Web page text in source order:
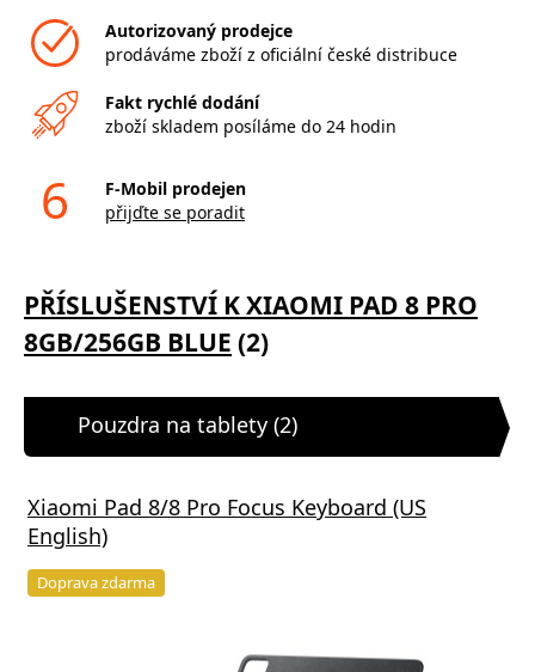
Autorizovaný prodejce
prodáváme zboží z oficiální české distribuce
Fakt rychlé dodání
zboží skladem posíláme do 24 hodin
6
F-Mobil prodejen
přijďte se poradit
PŘÍSLUŠENSTVÍ K XIAOMI PAD 8 PRO
8GB/256GB BLUE (2)
Pouzdra na tablety (2)
Xiaomi Pad 8/8 Pro Focus Keyboard (US
English)
Doprava zdarma